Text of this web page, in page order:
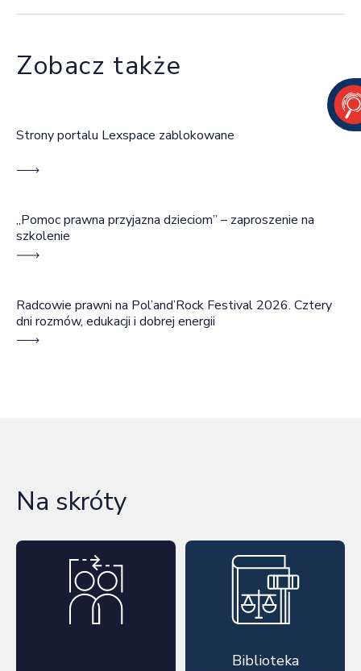
Zobacz także
Strony portalu Lexspace zablokowane
„Pomoc prawna przyjazna dzieciom” – zaproszenie na
szkolenie
Radcowie prawni na Pol’and’Rock Festival 2026. Cztery
dni rozmów, edukacji i dobrej energii
Na skróty
Biblioteka